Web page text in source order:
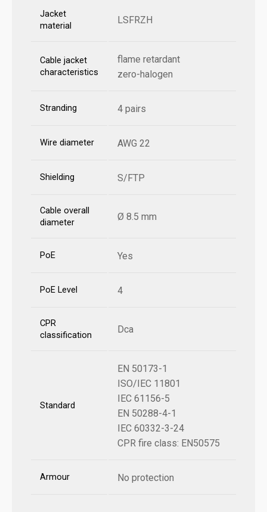
Jacket
material
LSFRZH
Cable jacket
characteristics
flame retardant
zero-halogen
Stranding 4 pairs
Wire diameter AWG 22
Shielding S/FTP
Cable overall
diameter
Ø 8.5 mm
PoE Yes
PoE Level 4
CPR
classification
Dca
Standard
EN 50173-1
ISO/IEC 11801
IEC 61156-5
EN 50288-4-1
IEC 60332-3-24
CPR fire class: EN50575
Armour No protection